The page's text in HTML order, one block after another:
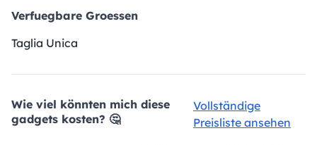
Verfuegbare Groessen
Taglia Unica
Wie viel könnten mich diese
gadgets kosten? 🤔
Vollständige
Preisliste ansehen